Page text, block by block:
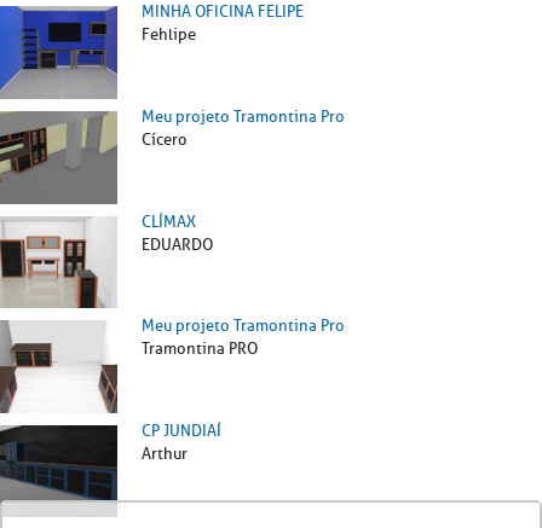
MINHA OFICINA FELIPE
Fehlipe
Meu projeto Tramontina Pro
Cícero
CLÍMAX
EDUARDO
Meu projeto Tramontina Pro
Tramontina PRO
CP JUNDIAÍ
Arthur